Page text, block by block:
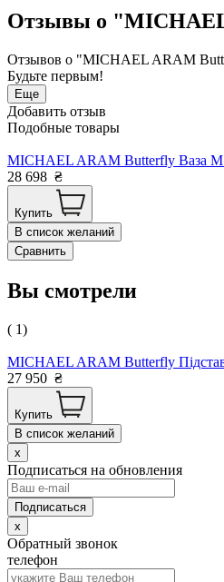
Отзывы о "MICHAEL
Отзывов о "MICHAEL ARAM
Будьте первым!
Еще
Добавить отзыв
Подобные товары
MICHAEL ARAM Butterfly Ваза М
28 698 ₴
Купить
В список желаний
Сравнить
Вы смотрели
( 1)
MICHAEL ARAM Butterfly
27 950 ₴
Купить
В список желаний
x
Подписаться на обновления
x
Обратный звонок
телефон